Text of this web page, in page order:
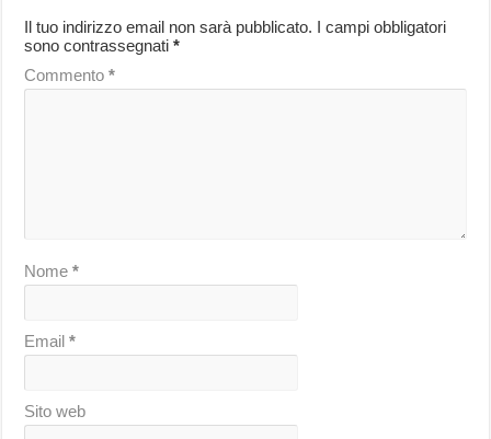
Il tuo indirizzo email non sarà pubblicato. I campi obbligatori
sono contrassegnati*
Commento*
Nome*
Email*
Sito web